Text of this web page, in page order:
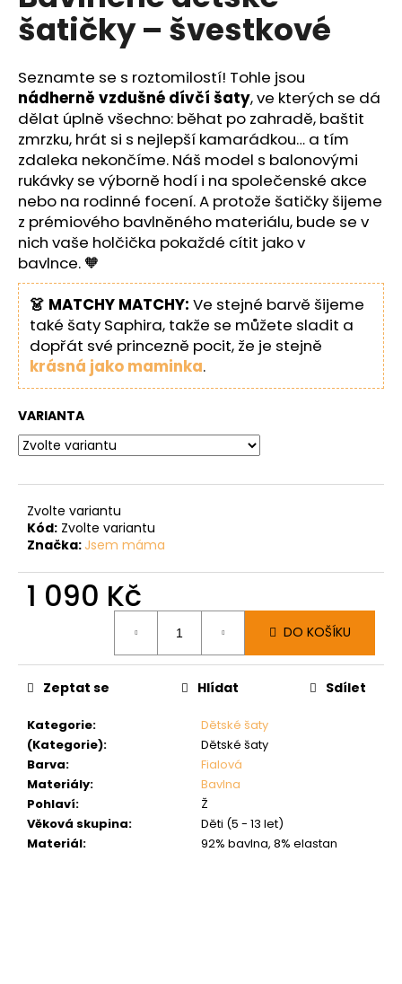
0,0
z
hvězdiček.
šatičky – švestkové
Seznamte se s roztomilostí! Tohle jsou
nádherně vzdušné dívčí šaty, ve kterých se dá
dělat úplně všechno: běhat po zahradě, baštit
zmrzku, hrát si s nejlepší kamarádkou… a tím
zdaleka nekončíme. Náš model s balonovými
rukávky se výborně hodí i na společenské akce
nebo na rodinné focení. A protože šatičky šijeme
z prémiového bavlněného materiálu, bude se v
nich vaše holčička pokaždé cítit jako v
bavlnce. 🧡
👗 MATCHY MATCHY: Ve stejné barvě šijeme
také šaty Saphira, takže se můžete sladit a
dopřát své princezně pocit, že je stejně
krásná jako maminka.
VARIANTA
Zvolte variantu
Kód: Zvolte variantu
Značka: Jsem máma
1 090 Kč
DO KOŠÍKU
Kategorie:
Dětské šaty
(Kategorie):
Dětské šaty
Barva:
Fialová
Materiály:
Bavlna
Pohlaví:
Ž
Věková skupina:
Děti (5 - 13 let)
Materiál: 92% bavlna, 8% elastan
Zeptat se Hlídat Sdílet
u
j
m
e